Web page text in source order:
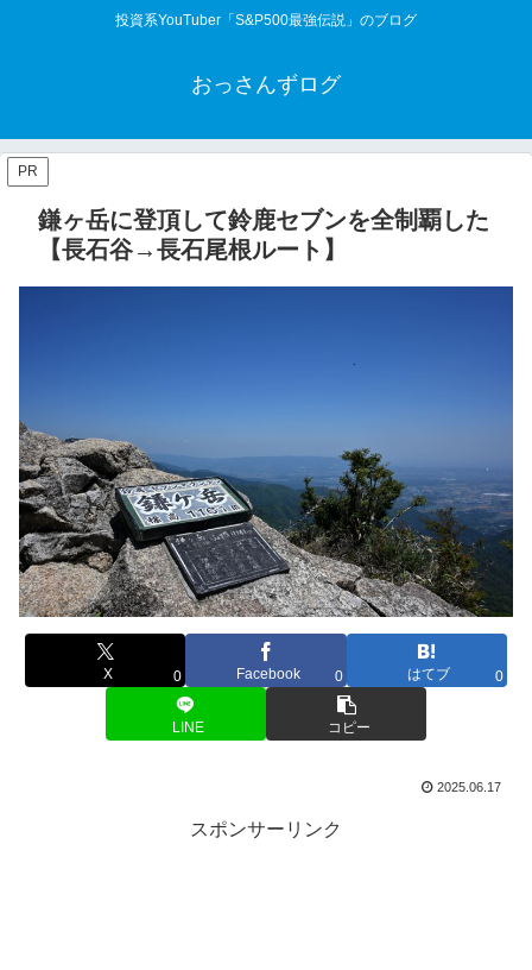
投資系YouTuber「S&P500最強伝説」のブログ
おっさんずログ
PR
鎌ヶ岳に登頂して鈴鹿セブンを全制覇した
【長石谷→長石尾根ルート】
X 0 Facebook 0 はてブ 0
LINE コピー
2025.06.17
スポンサーリンク